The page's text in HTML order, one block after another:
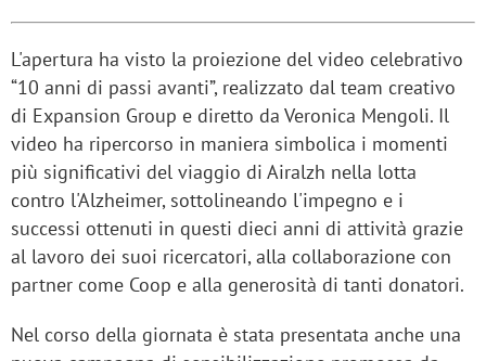
L'apertura ha visto la proiezione del video celebrativo
“10 anni di passi avanti”, realizzato dal team creativo
di Expansion Group e diretto da Veronica Mengoli. Il
video ha ripercorso in maniera simbolica i momenti
più significativi del viaggio di Airalzh nella lotta
contro l'Alzheimer, sottolineando l'impegno e i
successi ottenuti in questi dieci anni di attività grazie
al lavoro dei suoi ricercatori, alla collaborazione con
partner come Coop e alla generosità di tanti donatori.
Nel corso della giornata è stata presentata anche una